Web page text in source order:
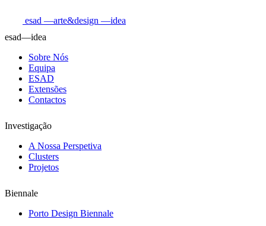
esad —arte&design —idea
esad—idea
Sobre Nós
Equipa
ESAD
Extensões
Contactos
Investigação
A Nossa Perspetiva
Clusters
Projetos
Biennale
Porto Design Biennale